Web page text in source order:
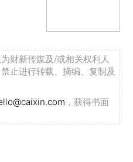
财新传媒及/或相关权利人
止进行转载、摘编、复制及
，获得书面